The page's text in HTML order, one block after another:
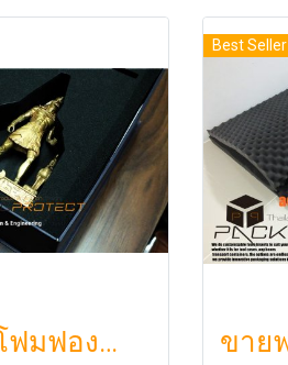
รับผลิตโฟมฟองน้ำกันกระแทกรับออกแบบบรรจุภัณฑ์โมเดล art toy ต่างๆ
Best Seller